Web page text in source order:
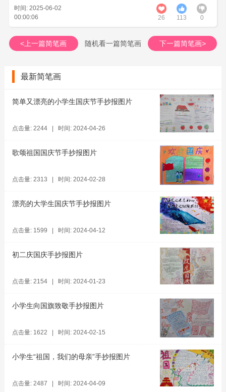
时间: 2025-06-02
00:00:06
26 113 0
<上一篇简笔画 随机看一篇简笔画 下一篇简笔画>
最新简笔画
简单又漂亮的小学生国庆节手抄报图片
点击量: 2244 | 时间: 2024-04-26
歌颂祖国国庆节手抄报图片
点击量: 2313 | 时间: 2024-02-28
漂亮的大学生国庆节手抄报图片
点击量: 1599 | 时间: 2024-04-12
初二庆国庆手抄报图片
点击量: 2154 | 时间: 2024-01-23
小学生向国旗致敬手抄报图片
点击量: 1622 | 时间: 2024-02-15
小学生“祖国，我们的母亲”手抄报图片
点击量: 2487 | 时间: 2024-04-09